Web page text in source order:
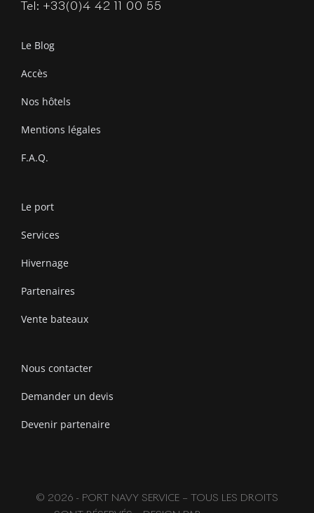
Tel: +33(0)4 42 11 00 55
Le Blog
Accès
Nos hôtels
Mentions légales
F.A.Q.
Le port
Services
Hivernage
Partenaires
Vente bateaux
Nous contacter
Demander un devis
Devenir partenaire
© 2026 - PORT NAVY SERVICE – TOUS LES DROITS